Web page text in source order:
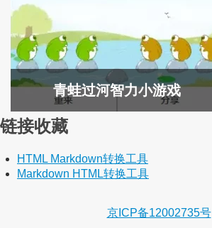
青蛙过河智力小游戏
链接收藏
HTML Markdown转换工具
Markdown HTML转换工具
京ICP备12002735号